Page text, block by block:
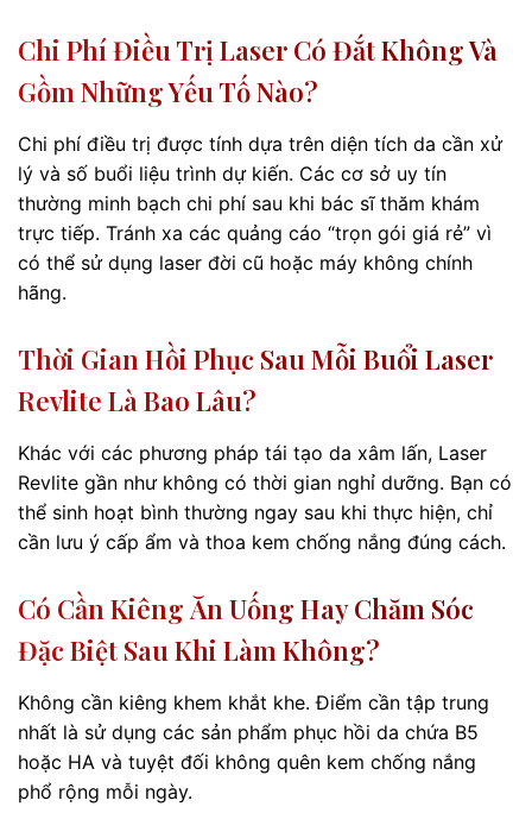
Chi Phí Điều Trị Laser Có Đắt Không Và
Gồm Những Yếu Tố Nào?
Chi phí điều trị được tính dựa trên diện tích da cần xử
lý và số buổi liệu trình dự kiến. Các cơ sở uy tín
thường minh bạch chi phí sau khi bác sĩ thăm khám
trực tiếp. Tránh xa các quảng cáo “trọn gói giá rẻ” vì
có thể sử dụng laser đời cũ hoặc máy không chính
hãng.
Thời Gian Hồi Phục Sau Mỗi Buổi Laser
Revlite Là Bao Lâu?
Khác với các phương pháp tái tạo da xâm lấn, Laser
Revlite gần như không có thời gian nghỉ dưỡng. Bạn có
thể sinh hoạt bình thường ngay sau khi thực hiện, chỉ
cần lưu ý cấp ẩm và thoa kem chống nắng đúng cách.
Có Cần Kiêng Ăn Uống Hay Chăm Sóc
Đặc Biệt Sau Khi Làm Không?
Không cần kiêng khem khắt khe. Điểm cần tập trung
nhất là sử dụng các sản phẩm phục hồi da chứa B5
hoặc HA và tuyệt đối không quên kem chống nắng
phổ rộng mỗi ngày.